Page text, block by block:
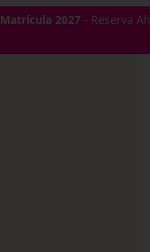
Matrícula 2027- Reserva
✕